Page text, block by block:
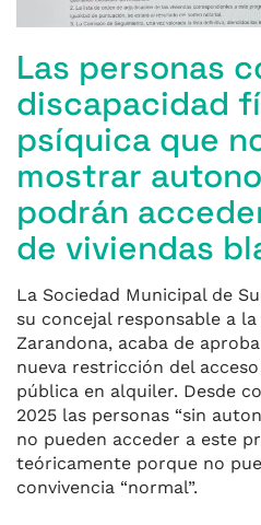
Las personas
discapacidad
psíquica que
mostrar
podrán
de viviendas
La Sociedad Municipal de
su concejal responsable a la
Zarandona, acaba de
nueva restricción del
pública en alquiler. Desde
2025 las personas “sin
no pueden acceder a este
teóricamente porque no
convivencia “normal”.